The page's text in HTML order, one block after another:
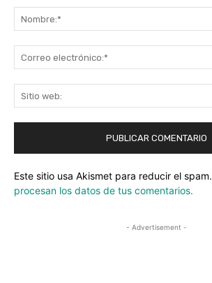
Este sitio usa Akismet para reducir el spam.
procesan los datos de tus comentarios.
- Advertisement -